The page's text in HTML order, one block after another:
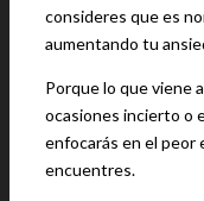
consideres que es
aumentando tu
Porque lo que viene
ocasiones incierto o
enfocarás en el peor
encuentres.